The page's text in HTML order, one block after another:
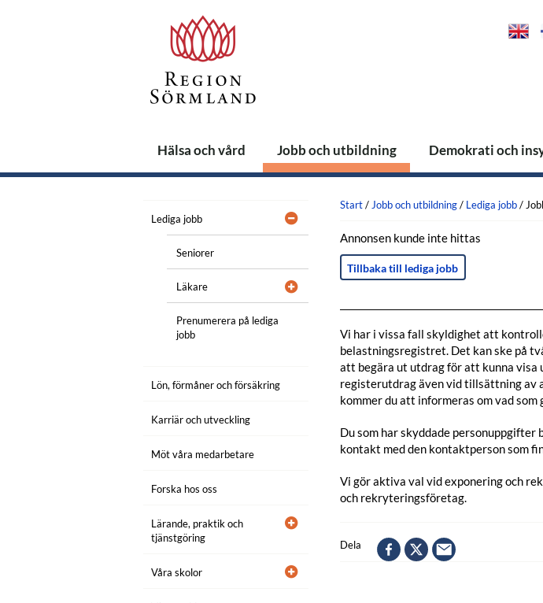
Hälsa och vård Jobb och utbildning Demokrati och
Lediga jobb
Seniorer
Läkare
Prenumerera på lediga
jobb
Lön, förmåner och försäkring
Karriär och utveckling
Möt våra medarbetare
Forska hos oss
Lärande, praktik och
tjänstgöring
Våra skolor
Start/ Jobb och utbildning/ Lediga jobb/
Annonsen kunde inte hittas
Tillbaka till lediga jobb
Vi har i vissa fall skyldighet att
belastningsregistret. Det kan ske på
att begära ut utdrag för att kunna visa
registerutdrag även vid tillsättning av
kommer du att informeras om vad
Du som har skyddade personuppgifter
kontakt med den kontaktperson som
Vi gör aktiva val vid exponering och
och rekryteringsföretag.
Dela